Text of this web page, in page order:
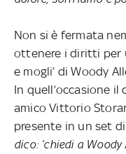
Non si è fermata
ottenere i diritti per
e mogli’ di Woody
In quell’occasione
amico Vittorio
presente in un set
dico: ‘chiedi a